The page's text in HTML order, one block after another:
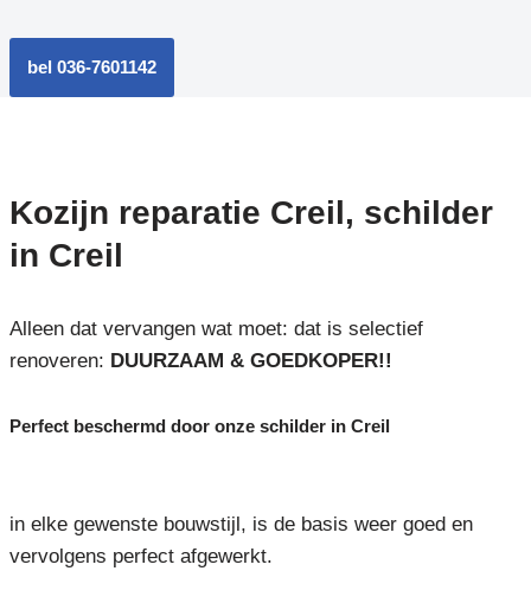
bel 036-7601142
Kozijn reparatie Creil, schilder
in Creil
Alleen dat vervangen wat moet: dat is selectief
renoveren: DUURZAAM & GOEDKOPER!!
Perfect beschermd door onze schilder in Creil
in elke gewenste bouwstijl, is de basis weer goed en
vervolgens perfect afgewerkt.